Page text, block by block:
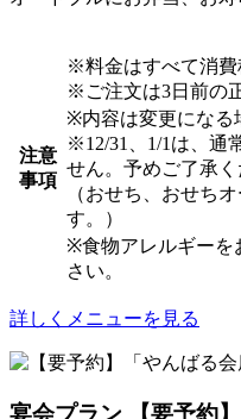
注意
事項
※料金はすべて消費
※ ご注文は3日前の
※内容は変更になる
※12/31、1/1は、通
せん。予めご了承く
（おせち、おせち
す。）
※食物アレルギーを
さい。
詳しくメニューを見る
宴会プラン 【要予約